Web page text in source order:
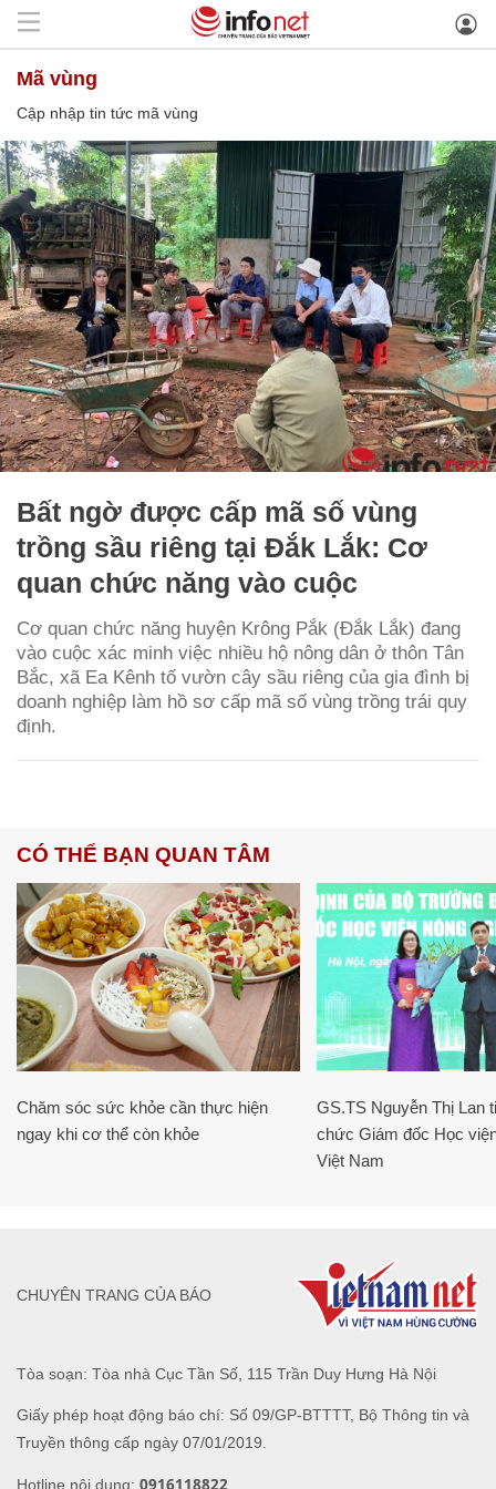
mã vùng
Cập nhập tin tức mã vùng
Bất ngờ được cấp mã số vùng
trồng sầu riêng tại Đắk Lắk: Cơ
quan chức năng vào cuộc
Cơ quan chức năng huyện Krông Pắk (Đắk Lắk) đang
vào cuộc xác minh việc nhiều hộ nông dân ở thôn Tân
Bắc, xã Ea Kênh tố vườn cây sầu riêng của gia đình bị
doanh nghiệp làm hồ sơ cấp mã số vùng trồng trái quy
định.
CÓ THỂ BẠN QUAN TÂM
Chăm sóc sức khỏe cần thực hiện
ngay khi cơ thể còn khỏe
GS.TS Nguyễn Thị Lan
chức Giám đốc Học
Việt Nam
Tòa soạn: Tòa nhà Cục Tần Số, 115 Trần Duy Hưng Hà Nội
Giấy phép hoạt động báo chí: Số 09/GP-BTTTT, Bộ Thông tin và
Truyền thông cấp ngày 07/01/2019.
Hotline nội dung: 0916118822
CHUYÊN TRANG CỦA BÁO